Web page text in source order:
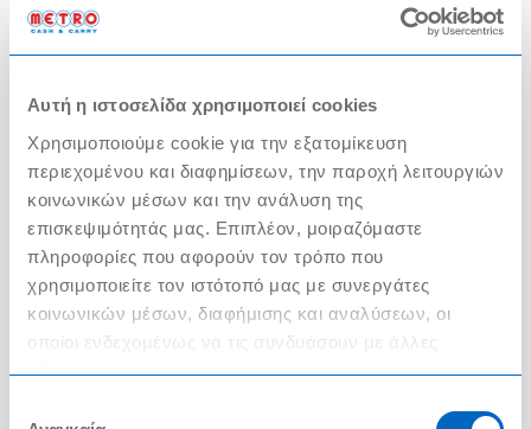
Αυτή η ιστοσελίδα χρησιμοποιεί cookies
Χρησιμοποιούμε cookie για την εξατομίκευση
περιεχομένου και διαφημίσεων, την παροχή λειτουργιών
κοινωνικών μέσων και την ανάλυση της
επισκεψιμότητάς μας. Επιπλέον, μοιραζόμαστε
πληροφορίες που αφορούν τον τρόπο που
χρησιμοποιείτε τον ιστότοπό μας με συνεργάτες
κοινωνικών μέσων, διαφήμισης και αναλύσεων, οι
οποίοι ενδεχομένως να τις συνδυάσουν με άλλες
πληροφορίες που τους έχετε παραχωρήσει ή τις οποίες
Υψηλή – Καθημερινή Κατανάλωση:
μεσογειακής διατροφής αφού αποτελεί την κύρια πηγή
από την οποία ο οργανισμός παίρνει το «καύσιμό» του.
· Τα δημητριακά και τα προϊόντα τους όπως είναι το
ρύζι, τα ζυμαρικά και το ψωμί.
· Τα φρούτα και τα λαχανικά. Φρέσκα και να
συμβαδίζουν με την εποχή τους.